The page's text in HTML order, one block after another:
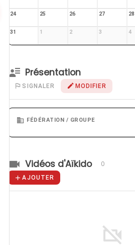
24 25 26 27 28
31 1 2 3 4
Présentation
SIGNALER MODIFIER
FÉDÉRATION / GROUPE
Vidéos d'Aïkido 0
AJOUTER